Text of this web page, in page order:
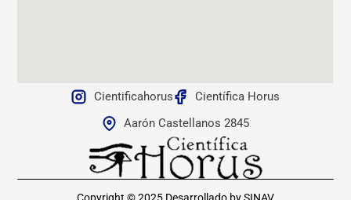
Cientificahorus
Científica Horus
Aarón Castellanos 2845